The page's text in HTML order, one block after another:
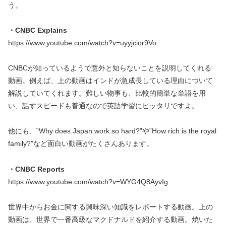
う。
・CNBC Explains
https://www.youtube.com/watch?v=uyyjcior9Vo
CNBCが知っているようで意外と知らないことを説明してくれる
動画。例えば、上の動画はインドが急成長している理由について
解説していてくれます。難しい物事も、比較的簡単な単語を用
い、話すスピードも普通なので英語学習にピッタリですよ。
他にも、”Why does Japan work so hard?”や”How rich is the royal
family?”など面白い動画がたくさんあります。
・CNBC Reports
https://www.youtube.com/watch?v=WYG4Q8AyvIg
世界中からお金に関する興味深い知識をレポートする動画。上の
動画は、世界で一番高級なマクドナルドを紹介する動画。焼いた